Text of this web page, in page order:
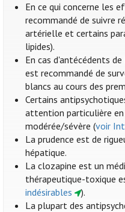
En ce qui concerne les
recommandé de suivre
artérielle et certains
lipides).
En cas d'antécédents
est recommandé de
blancs au cours des
Certains
attention particulière en
modérée/sévère (voir
La prudence est de
hépatique.
La clozapine est un
thérapeutique-toxique
indésirables
).
La plupart des